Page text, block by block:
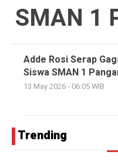
SMAN 1
Adde Rosi Serap
Siswa SMAN 1
13 May 2026 - 06:05 WIB
Trending